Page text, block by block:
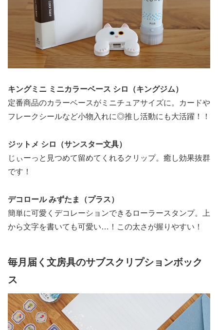
キングミニ ミニカラーベース シロ（キングジム）
定番商品のカラーベースがミニチュアサイズに。カードや
フレークシールなど小物入れに◎推し活動にも大活躍！！
ジットメ シロ（サンスター文具）
じぃーっと見つめて留めてくれるクリップ。癒し効果抜群
です！
デコロール みずたま（プラス）
簡単に可愛くデコレーションできるローラースタンプ。上
から文字を書いても可愛い…！この太さが握りやすい！
毎月届く文房具のサブスクリプションボック
ス